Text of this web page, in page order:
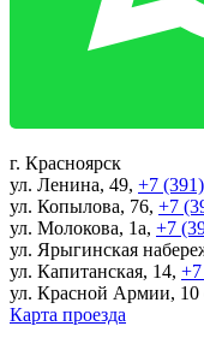
г. Красноярск
ул. Ленина, 49, +7
ул. Копылова, 76, +7
ул. Молокова, 1а, +7
ул. Ярыгинская
ул. Капитанская, 14,
ул. Красной Армии, 10
Карта проезда